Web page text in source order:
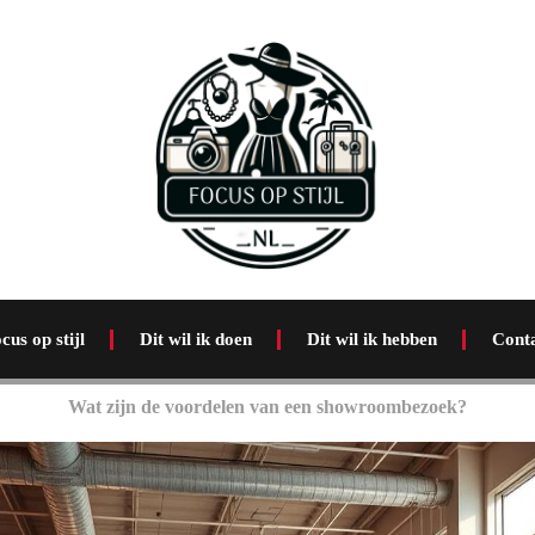
op stijl Dit wil ik doen Dit wil ik hebben
Wat zijn de voordelen van een showroombezoek?